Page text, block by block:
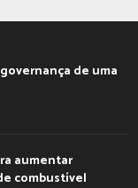
de uma
aumentar
combustível